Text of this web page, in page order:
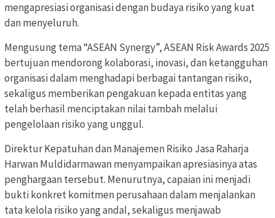
mengapresiasi organisasi dengan budaya risiko yang kuat
dan menyeluruh.
Mengusung tema “ASEAN Synergy”, ASEAN Risk Awards 2025
bertujuan mendorong kolaborasi, inovasi, dan ketangguhan
organisasi dalam menghadapi berbagai tantangan risiko,
sekaligus memberikan pengakuan kepada entitas yang
telah berhasil menciptakan nilai tambah melalui
pengelolaan risiko yang unggul.
Direktur Kepatuhan dan Manajemen Risiko Jasa Raharja
Harwan Muldidarmawan menyampaikan apresiasinya atas
penghargaan tersebut. Menurutnya, capaian ini menjadi
bukti konkret komitmen perusahaan dalam menjalankan
tata kelola risiko yang andal, sekaligus menjawab